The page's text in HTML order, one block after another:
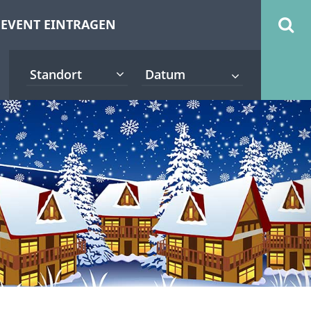
EVENT EINTRAGEN
Standort